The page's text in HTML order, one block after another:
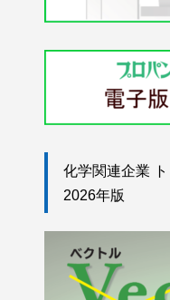
化学関連企業
2026年版